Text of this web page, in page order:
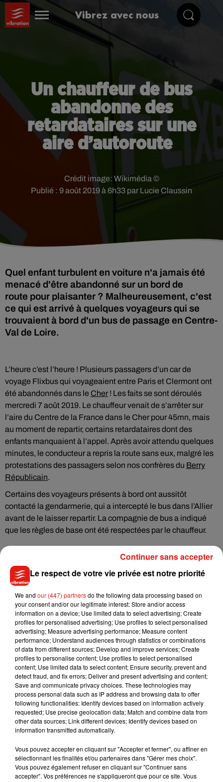
Vibrez avec nous
Un chauffeur de bus
abandonne des
retardataires sur une
aire d’autoroute
Publié : 9 août 2019 à 6h33 par Lucie Claussin
Crédit image: Wikimédia ©
Quel enfant turbulent en voiture n'a jamais été
menacé d'être abandonné sur un bord de
route pour plaisanter ? Malheureusement, c'est
ce qui est arrivé à quelques voyageurs qui se
trouvaient à bord d'un bus de passage en Centre-
Val de Loire.
L’heure c’est l’heure ! Plusieurs passagers d’un car de
voyage Flixbus qui voyageaient entre Paris et Clermont ont
été abandonnés dans le Cher ! Les faits se sont déroulés
mercredi 7 août 2019. Le chauffeur venait de s’arrêter sur
l’aire du Centre de la France dans le Cher pour 45mn, mais
au moment de repartir, certains retardataires dont des
enfants manquaient à l’appel. Après avoir attendu quelques
minutes, le conducteur a repris la route sans eux, malgré les
protestations des passagers selon nos confrères du Berry
Républicain.
Certains des voyageurs présents à bord ont aussitôt
contacté la gendarmerie, qui a intercepté le bus dans l’Allier
avant de le laisser repartir. La compagnie de bus a indiqué
que les règles de base ont été respectées par le chauffeur.
Musique
5 août 2026
Benny Blanco invite Selena Gomez et
Becky G sur son nouveau single
4 août 2026
Tiny Desk invite Charlie Puth pour une
live session solaire
4 août 2026
Ariana Grande prendra une pause après
sa tournée mondiale
Le respect de votre vie privée est notre priorité
We and our (447) partnersdo the following data processing based on
your consent and/or our legitimate interest: Store and/or access
information on a device; Use limited data to select advertising; Create
profiles for personalised advertising; Use profiles to select personalised
advertising; Measure advertising performance; Measure content
performance; Understand audiences through statistics or combinations
of data from different sources; Develop and improve services; Create
profiles to personalise content; Use profiles to select personalised
content; Use limited data to select content; Ensure security, prevent and
detect fraud, and fix errors; Deliver and present advertising and content;
Save and communicate privacy choices. These technologies may
process personal data such as IP address and browsing data to offer
following functionalities: Identify devices based on information actively
requested; Use precise geolocation data; Match and combine data from
other data sources; Link different devices; Identify devices based on
information transmitted automatically.
Vous pouvez accepter en cliquant sur "Accepter et fermer", ou affiner en
sélectionnant les finalités et/ou partenaires dans "Gérer mes choix".
Vous pouvez également refuser en cliquant sur "Continuer sans
accepter". Vos préférences ne s'appliqueront que pour ce site. Vous
Continuer sans accepter